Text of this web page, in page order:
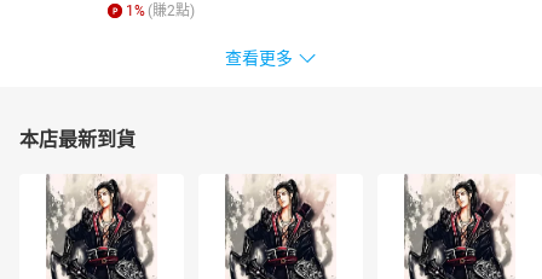
1% (賺2點)
查看更多
本店最新到貨